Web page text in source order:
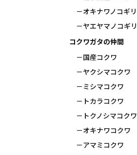
オキナワノコギリ
ヤエヤマノコギリ
コクワガタの仲間
国産コクワ
ヤクシマコクワ
ミシマコクワ
トカラコクワ
トクノシマコクワ
オキナワコクワ
アマミコクワ